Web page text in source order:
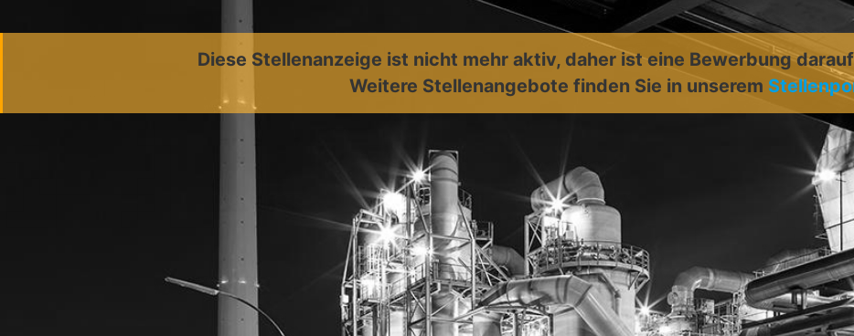
Diese Stellenanzeige ist nicht mehr aktiv, daher ist eine Bewerbung
Weitere Stellenangebote finden Sie in unserem